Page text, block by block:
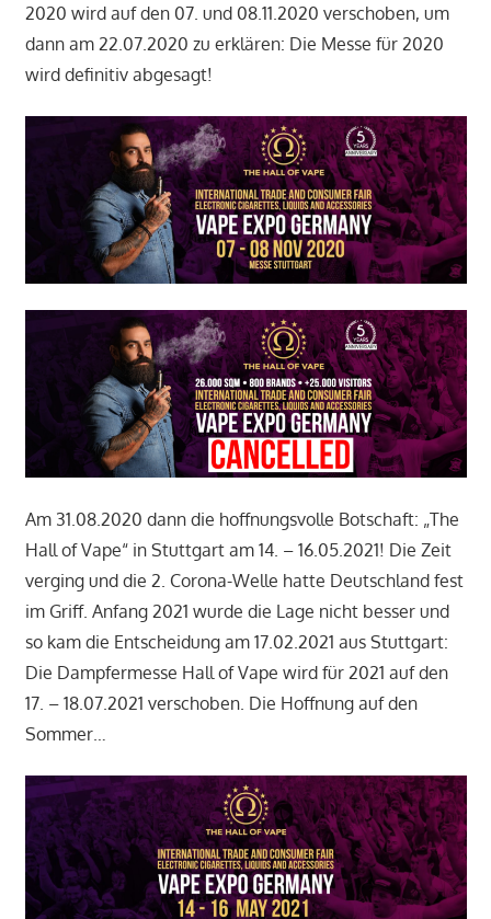
2020 wird auf den 07. und 08.11.2020 verschoben, um
dann am 22.07.2020 zu erklären: Die Messe für 2020
wird definitiv abgesagt!
Am 31.08.2020 dann die hoffnungsvolle Botschaft: „The
Hall of Vape“ in Stuttgart am 14. – 16.05.2021! Die Zeit
verging und die 2. Corona-Welle hatte Deutschland fest
im Griff. Anfang 2021 wurde die Lage nicht besser und
so kam die Entscheidung am 17.02.2021 aus Stuttgart:
Die Dampfermesse Hall of Vape wird für 2021 auf den
17. – 18.07.2021 verschoben. Die Hoffnung auf den
Sommer…